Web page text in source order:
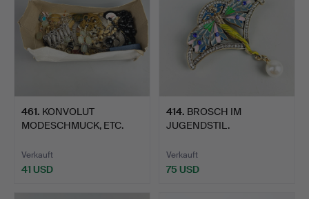
461. KONVOLUT
MODESCHMUCK, ETC.
Verkauft
41 USD
414. BROSCH IM
JUGENDSTIL.
Verkauft
75 USD